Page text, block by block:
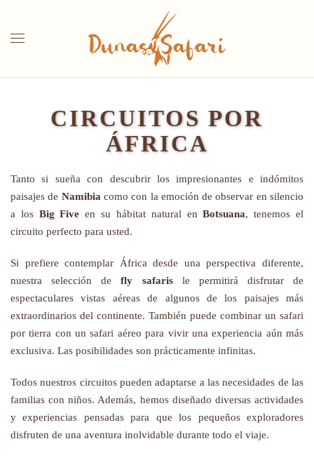
Skip to main content
CIRCUITOS POR
ÁFRICA
Tanto si sueña con descubrir los impresionantes e indómitos
paisajes de Namibia como con la emoción de observar en silencio
a los Big Five en su hábitat natural enBotsuana, tenemos el
circuito perfecto para usted.
Si prefiere contemplar África desde una perspectiva diferente,
nuestra selección defly safarisle permitirá disfrutar de
espectaculares vistas aéreas de algunos de los paisajes más
extraordinarios del continente. También puede combinar un safari
por tierra con un safari aéreo para vivir una experiencia aún más
exclusiva. Las posibilidades son prácticamente infinitas.
Todos nuestros circuitos pueden adaptarse a las necesidades de las
familias con niños. Además, hemos diseñado diversas actividades
y experiencias pensadas para que los pequeños exploradores
disfruten de una aventura inolvidable durante todo el viaje.